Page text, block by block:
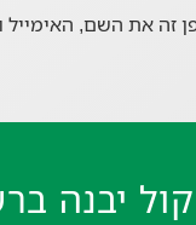
זה את השם,
יבנה